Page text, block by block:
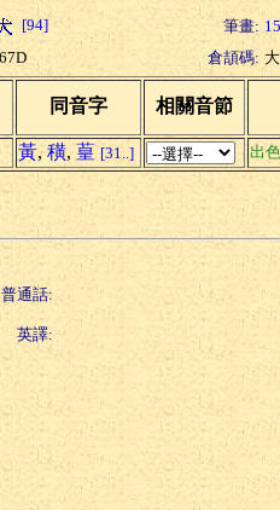
[94] 筆畫: 15
倉頡碼:
同音字 相關音節
黃, 穔, 葟 [31..]
出
普通話:
英譯: